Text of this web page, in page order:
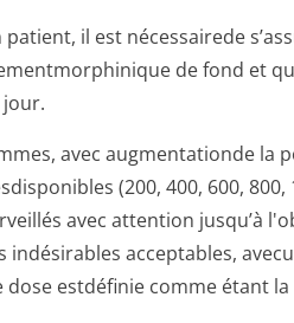
il est nécessairede
de fond et
avec augmentationde la
(200, 400, 600, 800,
avec attention jusqu’à
acceptables,
estdéfinie comme étant la